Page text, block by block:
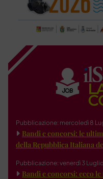
Pubblicazione: mercoledì 8
Bandi e concorsi: le
della Repubblica Italiana
Pubblicazione: venerdì 3
Bandi e concorsi: ecco